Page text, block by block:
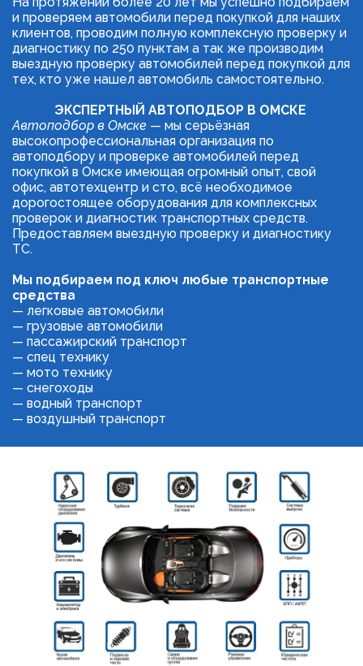
и проверяем автомобили перед покупкой для наших
клиентов, проводим полную комплексную проверку и
диагностику по 250 пунктам а так же производим
выездную проверку автомобилей перед покупкой для
тех, кто уже нашел автомобиль самостоятельно.
ЭКСПЕРТНЫЙ АВТОПОДБОР В ОМСКЕ
Автоподбор в Омске — мы серьёзная
высокопрофессиональная организация по
автоподбору и проверке автомобилей перед
покупкой в Омске имеющая огромный опыт, свой
офис, автотехцентр и сто, всё необходимое
дорогостоящее оборудования для комплексных
проверок и диагностик транспортных средств.
Предоставляем выездную проверку и диагностику
ТС.
Мы подбираем под ключ любые транспортные
средства
— легковые автомобили
— грузовые автомобили
— пассажирский транспорт
— спец технику
— мото технику
— снегоходы
— водный транспорт
— воздушный транспорт